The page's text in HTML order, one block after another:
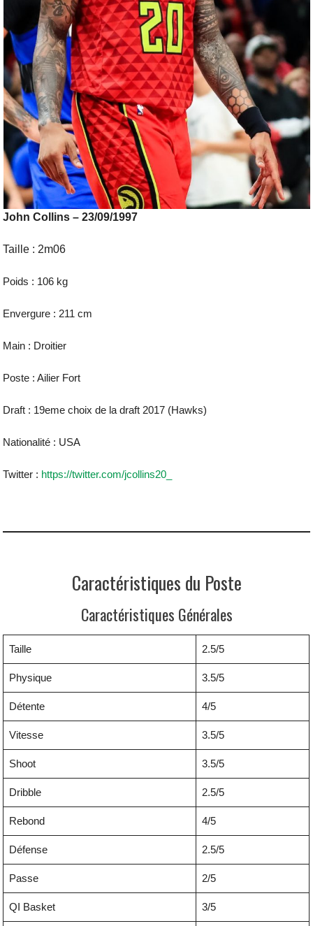
John Collins – 23/09/1997
Taille : 2m06
Poids : 106 kg
Envergure : 211 cm
Main : Droitier
Poste : Ailier Fort
Draft : 19eme choix de la draft 2017 (Hawks)
Nationalité : USA
Twitter : https://twitter.com/jcollins20_
Caractéristiques du Poste
Caractéristiques Générales
Taille 2.5/5
Physique 3.5/5
Détente 4/5
Vitesse 3.5/5
Shoot 3.5/5
Dribble 2.5/5
Rebond 4/5
Défense 2.5/5
Passe 2/5
QI Basket 3/5